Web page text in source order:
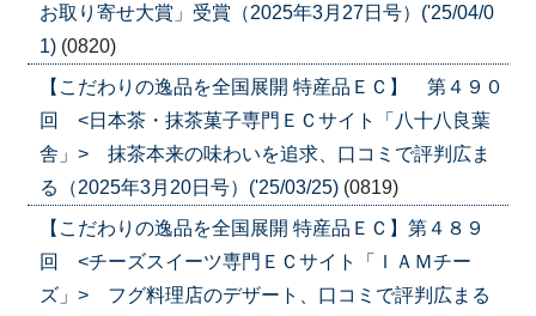
お取り寄せ大賞」受賞（2025年3月27日号）('25/04/0
1) (0820)
【こだわりの逸品を全国展開 特産品ＥＣ】 第４９０
回 <日本茶・抹茶菓子専門ＥＣサイト「八十八良葉
舎」> 抹茶本来の味わいを追求、口コミで評判広ま
る（2025年3月20日号）('25/03/25) (0819)
【こだわりの逸品を全国展開 特産品ＥＣ】第４８９
回 <チーズスイーツ専門ＥＣサイト「ＩＡＭチー
ズ」> フグ料理店のデザート、口コミで評判広まる